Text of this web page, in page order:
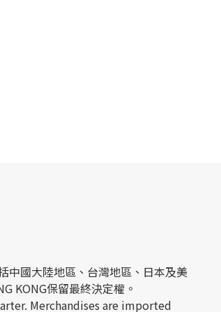
中國大陸地區、台灣地區、日本及美
KONG保留最終決定權。
Merchandises are imported